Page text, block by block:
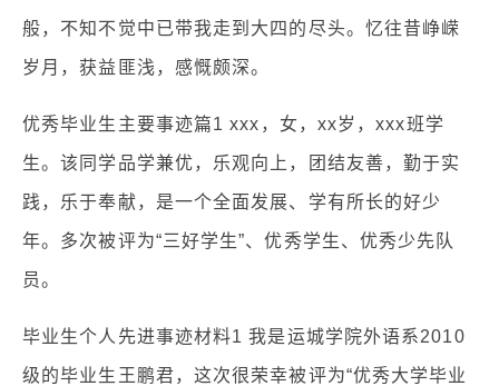
般，不知不觉中已带我走到大四的尽头。忆往昔峥嵘
岁月，获益匪浅，感慨颇深。
优秀毕业生主要事迹篇1 xxx，女，xx岁，xxx班学
生。该同学品学兼优，乐观向上，团结友善，勤于实
践，乐于奉献，是一个全面发展、学有所长的好少
年。多次被评为“三好学生”、优秀学生、优秀少先队
员。
毕业生个人先进事迹材料1 我是运城学院外语系2010
级的毕业生王鹏君，这次很荣幸被评为“优秀大学毕业